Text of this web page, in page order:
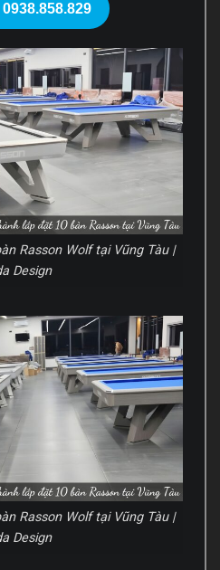
Rasson Wolf tại Vũng Tàu |
Design
Rasson Wolf tại Vũng Tàu |
Design